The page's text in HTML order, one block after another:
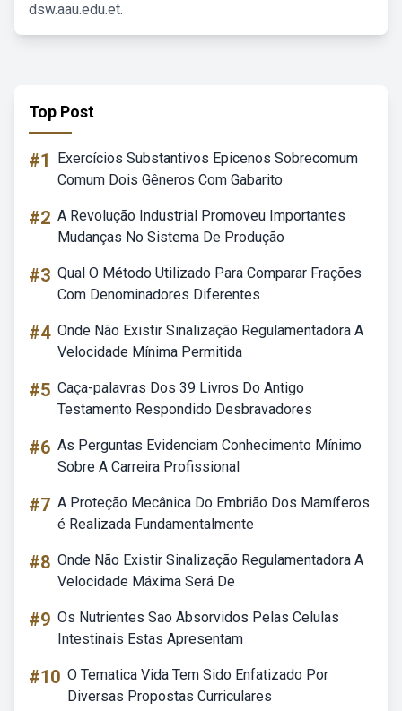
dsw.aau.edu.et.
Top Post
#1
Exercícios Substantivos Epicenos Sobrecomum
Comum Dois Gêneros Com Gabarito
#2 A Revolução Industrial Promoveu Importantes
Mudanças No Sistema De Produção
#3 Qual O Método Utilizado Para Comparar Frações
Com Denominadores Diferentes
#4 Onde Não Existir Sinalização Regulamentadora A
Velocidade Mínima Permitida
#5 Caça-palavras Dos 39 Livros Do Antigo
Testamento Respondido Desbravadores
#6 As Perguntas Evidenciam Conhecimento Mínimo
Sobre A Carreira Profissional
#7 A Proteção Mecânica Do Embrião Dos Mamíferos
é Realizada Fundamentalmente
#8 Onde Não Existir Sinalização Regulamentadora A
Velocidade Máxima Será De
#9 Os Nutrientes Sao Absorvidos Pelas Celulas
Intestinais Estas Apresentam
#10 O Tematica Vida Tem Sido Enfatizado Por
Diversas Propostas Curriculares